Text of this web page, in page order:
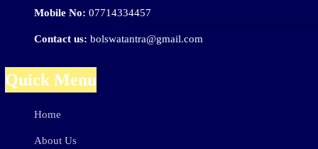
Mobile No: 07714334457
Contact us: bolswatantra@gmail.com
Quick Menu
Home
About Us